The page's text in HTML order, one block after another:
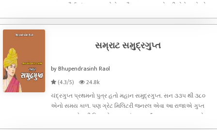
મહાન મૌર્ય ચંદ્રગુપ્ત અને તેના પૌત્ર મહાન અશોકની તોલે આવે એવા
સમ્રાટ સમુદ્રગુપ્ત
by Bhupendrasinh Raol
(4.3/5)
24.8k
ચંદ્રગુપ્ત પ્રથમનો પુત્ર હતો મહાન સમુદ્રગુપ્ત. સન ૩૩૫ થી ૩૮૦
એનો સમય કાળ. પણ ગ્રેટ મિલિટરી જનરલ એવા આ રાજાએ ગુપ્ત
સામ્રાજ્યને નવી દિશાઓ આપવાનું કામ કર્યું. આજુબાજુના નાનામોટા